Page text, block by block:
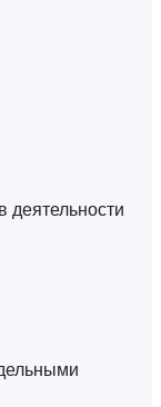
деятельности